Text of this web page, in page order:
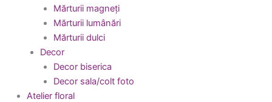
Mărturii magneți
Mărturii lumânări
Mărturii dulci
Decor
Decor biserica
Decor sala/colt foto
Atelier floral